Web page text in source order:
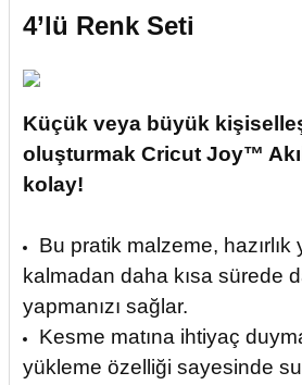
4’lü Renk Seti
Küçük veya büyük
oluşturmak Cricut Joy™
kolay!
Bu pratik malzeme,
kalmadan daha kısa sürede
yapmanızı sağlar.
Kesme matına ihtiyaç
yükleme özelliği sayesinde su